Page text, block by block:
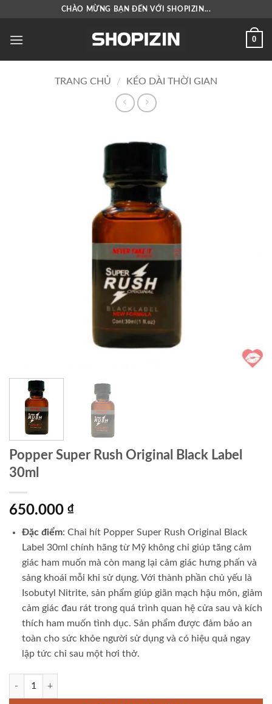
nội
CHÀO MỪNG BẠN ĐẾN VỚI SHOPIZIN...
0
TRANG CHỦ / KÉO DÀI THỜI GIAN
Popper Super Rush Original Black Label
30ml
650.000 ₫
Đặc điểm: Chai hít Popper Super Rush Original Black
Label 30ml chính hãng từ Mỹ không chỉ giúp tăng cảm
giác ham muốn mà còn mang lại cảm giác hưng phấn và
sảng khoái mỗi khi sử dụng. Với thành phần chủ yếu là
Isobutyl Nitrite, sản phẩm giúp giãn mạch hậu môn, giảm
cảm giác đau rát trong quá trình quan hệ cửa sau và kích
thích ham muốn tình dục. Sản phẩm được đảm bảo an
toàn cho sức khỏe người sử dụng và có hiệu quả ngay
lập tức chỉ sau một hơi thở.
Popper Super Rush Original Black Label 30ml số lượng